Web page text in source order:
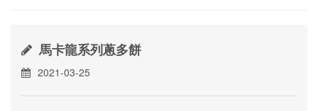
馬卡龍系列蔥多餅
2021-03-25